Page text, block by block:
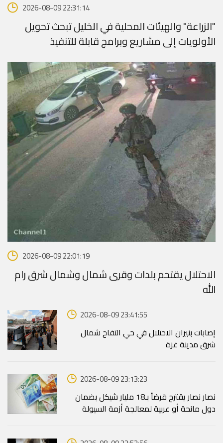
2026-08-09 22:31:14
"الزراعة" والهيئات المحلية في الخليل تبحث تحويل
الأولويات إلى مشاريع وبرامج قابلة للتنفيذ
2026-08-09 22:01:19
الاحتلال يقتحم بلدات وقرى شمال وشمال شرق رام
الله
2026-08-09 23:41:55
إصابات بنيران الاحتلال في حي التفاح شمال
شرق مدينة غزة
2026-08-09 23:13:23
نصار نصار يقترح قرضاً بـ18 مليار شيكل بضمان
دول مانحة أو عربية لمعالجة أزمة السيولة